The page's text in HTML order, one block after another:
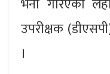
उपरीक्षक
।